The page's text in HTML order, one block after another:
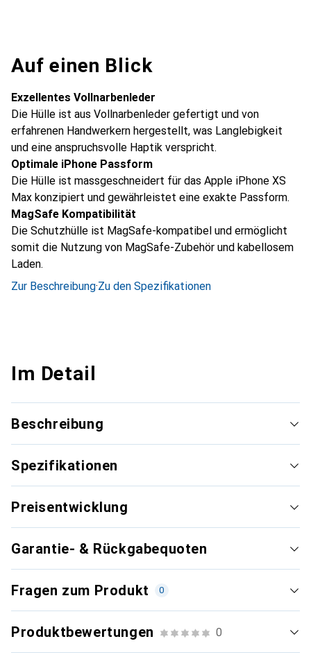
Auf einen Blick
Exzellentes Vollnarbenleder
Die Hülle ist aus Vollnarbenleder gefertigt und von
erfahrenen Handwerkern hergestellt, was Langlebigkeit
und eine anspruchsvolle Haptik verspricht.
Optimale iPhone Passform
Die Hülle ist massgeschneidert für das Apple iPhone XS
Max konzipiert und gewährleistet eine exakte Passform.
MagSafe Kompatibilität
Die Schutzhülle ist MagSafe-kompatibel und ermöglicht
somit die Nutzung von MagSafe-Zubehör und kabellosem
Laden.
Zur Beschreibung·Zu den Spezifikationen
Im Detail
Beschreibung
Spezifikationen
Preisentwicklung
Garantie- & Rückgabequoten
Fragen zum Produkt 0
Produktbewertungen 0